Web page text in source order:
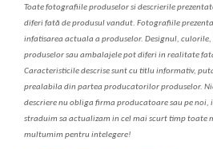
Toate fotografiile produselorsidescrierile
diferi fată de produsul vandut. Fotografiile
infatisarea actuala a produselor. Designul,
produselor sau ambalajele pot diferi in realitate fa
Caracteristicile descrise sunt cu titlu informativ, put
prealabila din partea producatorilor produselor.
descriere nu obliga firma producatoare sau pe noi,
straduim sa actualizam in cel mai scurt timp toate
multumim pentru intelegere!